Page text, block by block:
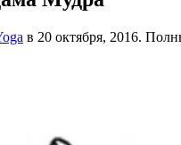
в 20 октября, 2016.